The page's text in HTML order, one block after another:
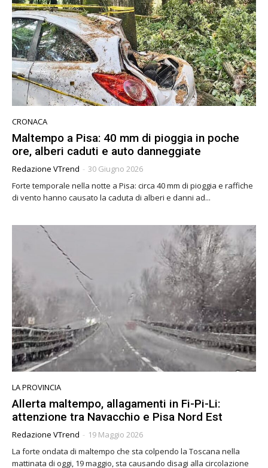
CRONACA
Maltempo a Pisa: 40 mm di pioggia in poche
ore, alberi caduti e auto danneggiate
Redazione VTrend - 30 Giugno 2026
Forte temporale nella notte a Pisa: circa 40 mm di pioggia e raffiche
di vento hanno causato la caduta di alberi e danni ad...
LA PROVINCIA
Allerta maltempo, allagamenti in Fi-Pi-Li:
attenzione tra Navacchio e Pisa Nord Est
Redazione VTrend - 19 Maggio 2026
La forte ondata di maltempo che sta colpendo la Toscana nella
mattinata di oggi, 19 maggio, sta causando disagi alla circolazione